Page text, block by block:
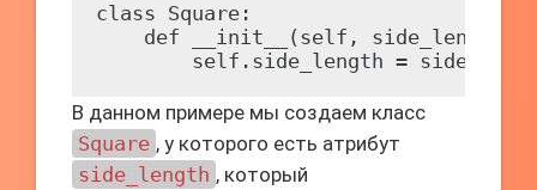
class Square:
    def __init__(self, side_length):
В данном примере мы создаем класс
Square , у которого есть атрибут
side_length , который